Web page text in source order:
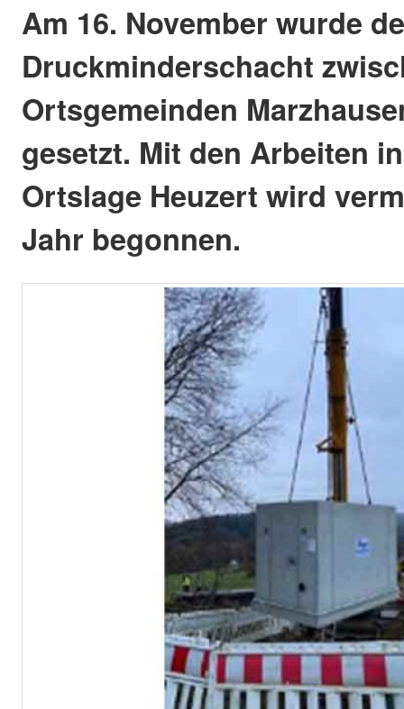
Am 16. November wurde
Druckminderschacht
Ortsgemeinden
gesetzt. Mit den Arbeiten
Ortslage Heuzert wird
Jahr begonnen.